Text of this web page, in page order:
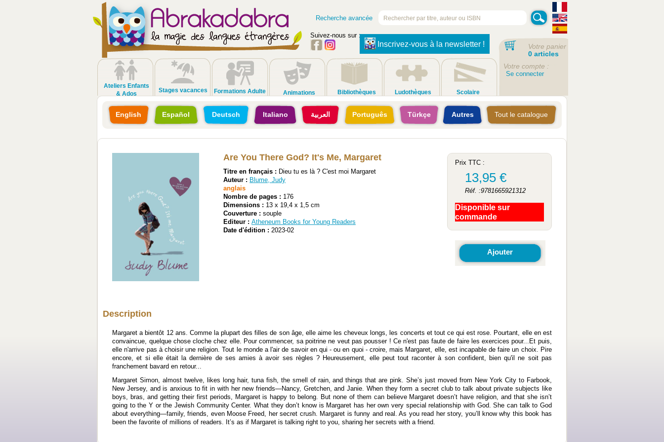
Recherche avancée
Suivez-nous sur :
Inscrivez-vous à la newsletter !
Ateliers Enfants
& Ados
Stages vacances Formations Adulte Animations Bibliothèques Ludothèques Scolaire
Votre panier
0 articles
Votre compte :
Se connecter
English Español Deutsch Italiano العربية Português Türkçe Autres Tout le catalogue
Are You There God? It's Me, Margaret
Titre en français : Dieu tu es là ? C'est moi Margaret
Auteur : Blume, Judy
anglais
Nombre de pages : 176
Dimensions : 13 x 19,4 x 1,5 cm
Couverture : souple
Editeur :Atheneum Books for Young Readers
Date d'édition : 2023-02
Prix TTC :
13,95 €
Réf. :9781665921312
Disponible sur
commande
Ajouter
Description
Margaret a bientôt 12 ans. Comme la plupart des filles de son âge, elle aime les cheveux longs, les concerts et tout ce qui est rose. Pourtant, elle en est
convaincue, quelque chose cloche chez elle. Pour commencer, sa poitrine ne veut pas pousser ! Ce n'est pas faute de faire les exercices pour...Et puis,
elle n'arrive pas à choisir une religion. Tout le monde a l'air de savoir en qui - ou en quoi - croire, mais Margaret, elle, est incapable de faire un choix. Pire
encore, et si elle était la dernière de ses amies à avoir ses règles ? Heureusement, elle peut tout raconter à son confident, bien qu'il ne soit pas
franchement bavard en retour...
Margaret Simon, almost twelve, likes long hair, tuna fish, the smell of rain, and things that are pink. She’s just moved from New York City to Farbook,
New Jersey, and is anxious to fit in with her new friends—Nancy, Gretchen, and Janie. When they form a secret club to talk about private subjects like
boys, bras, and getting their first periods, Margaret is happy to belong. But none of them can believe Margaret doesn’t have religion, and that she isn’t
going to the Y or the Jewish Community Center. What they don’t know is Margaret has her own very special relationship with God. She can talk to God
about everything—family, friends, even Moose Freed, her secret crush. Margaret is funny and real. As you read her story, you’ll know why this book has
been the favorite of millions of readers. It’s as if Margaret is talking right to you, sharing her secrets with a friend.